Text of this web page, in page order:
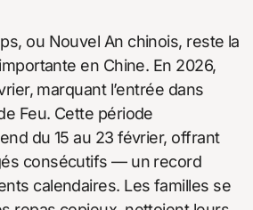
ou Nouvel An chinois, reste la
en Chine. En 2026,
marquant l’entrée dans
Feu. Cette période
du 15 au 23 février, offrant
consécutifs — un record
calendaires. Les familles se